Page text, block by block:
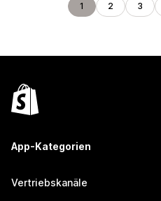
1 2 3
App-Kategorien
Vertriebskanäle